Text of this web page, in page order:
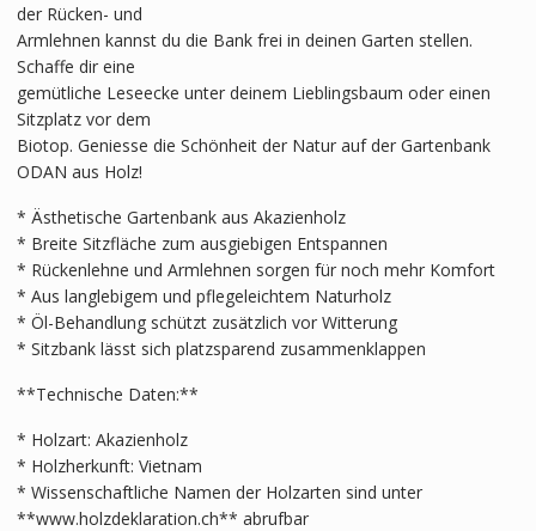
der Rücken- und
Armlehnen kannst du die Bank frei in deinen Garten stellen.
Schaffe dir eine
gemütliche Leseecke unter deinem Lieblingsbaum oder einen
Sitzplatz vor dem
Biotop. Geniesse die Schönheit der Natur auf der Gartenbank
ODAN aus Holz!
* Ästhetische Gartenbank aus Akazienholz
* Breite Sitzfläche zum ausgiebigen Entspannen
* Rückenlehne und Armlehnen sorgen für noch mehr Komfort
* Aus langlebigem und pflegeleichtem Naturholz
* Öl-Behandlung schützt zusätzlich vor Witterung
* Sitzbank lässt sich platzsparend zusammenklappen
**Technische Daten:**
* Holzart: Akazienholz
* Holzherkunft: Vietnam
* Wissenschaftliche Namen der Holzarten sind unter
**www.holzdeklaration.ch** abrufbar